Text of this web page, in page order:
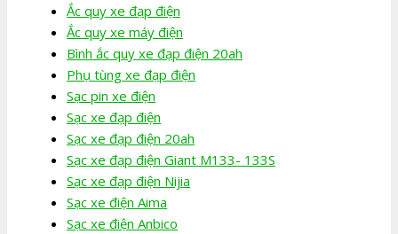
Ắc quy xe đạp điện
Ắc quy xe máy điện
Bình ắc quy xe đạp điện 20ah
Phụ tùng xe đạp điện
Sạc pin xe điện
Sạc xe đạp điện
Sạc xe đạp điện 20ah
Sạc xe đạp điện Giant M133- 133S
Sạc xe đạp điện Nijia
Sạc xe điện Aima
Sạc xe điện Anbico